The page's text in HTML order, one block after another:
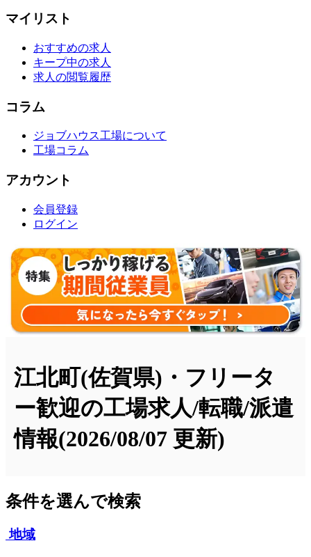
マイリスト
おすすめの求人
キープ中の求人
求人の閲覧履歴
コラム
ジョブハウス工場について
工場コラム
アカウント
会員登録
ログイン
江北町(佐賀県)・フリータ
ー歓迎の工場求人/転職/派遣
情報(2026/08/07 更新)
条件を選んで検索
地域